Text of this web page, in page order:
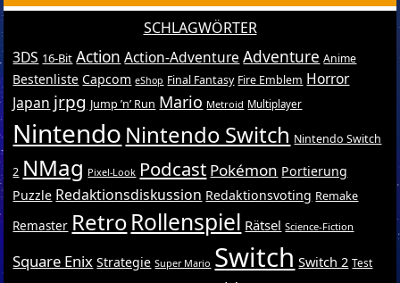
SCHLAGWÖRTER
3DS 16-Bit Action Action-Adventure Adventure Anime
Bestenliste Capcom eShop Final Fantasy Fire Emblem Horror
Japan jrpg Jump ’n’ Run Mario Metroid Multiplayer
Nintendo Nintendo Switch Nintendo Switch
2 NMag Pixel-Look Podcast Pokémon Portierung
Puzzle Redaktionsdiskussion Redaktionsvoting Remake
Remaster RetroRollenspiel Rätsel Science-Fiction
Square Enix Strategie Super Mario Switch Switch 2 Test